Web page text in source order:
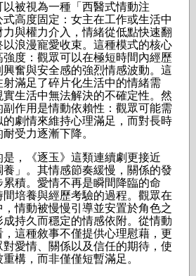
以被視為一種「西醫式情動注
高度固定：女主在工作或生活中
力與權力介入，情緒從低點快速翻
浪漫寵愛收束。這種模式的核心
度：觀眾可以在極短時間內經歷
奮與安全感的強烈情感波動。這
滿足了碎片化生活中的情緒需
生活中無法解決的不確定性。然
作用是情動依賴性：觀眾可能需
劇情來維持心理滿足，而對長時
受力逐漸下降。
，《逐玉》這類連續劇更接近
養」。其情感節奏緩慢，關係的發
累積。愛情不再是瞬間降臨的命
培養與經歷考驗的過程。觀眾在
情動被慢慢引導並安置於角色之
成持久而穩定的情感依附。從情動
這種敘事不僅提供心理慰藉，更
愛情、關係以及信任的期待，使
構，而非僅僅短暫滿足。